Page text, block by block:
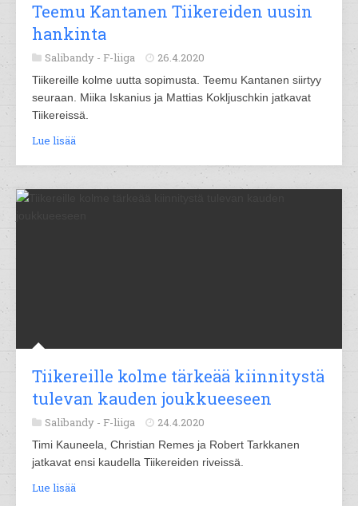
Teemu Kantanen Tiikereiden uusin
hankinta
Salibandy - F-liiga 26.4.2020
Tiikereille kolme uutta sopimusta. Teemu Kantanen siirtyy
seuraan. Miika Iskanius ja Mattias Kokljuschkin jatkavat
Tiikereissä.
Lue lisää
Tiikereille kolme tärkeää kiinnitystä
tulevan kauden joukkueeseen
Salibandy - F-liiga 24.4.2020
Timi Kauneela, Christian Remes ja Robert Tarkkanen
jatkavat ensi kaudella Tiikereiden riveissä.
Lue lisää